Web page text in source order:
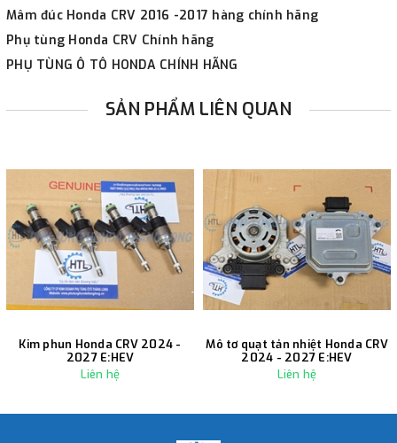
Mâm đúc Honda CRV 2016 -2017 hàng chính hãng
Phụ tùng Honda CRV Chính hãng
PHỤ TÙNG Ô TÔ HONDA CHÍNH HÃNG
SẢN PHẨM LIÊN QUAN
Kim phun Honda CRV 2024 -
2027 E:HEV
Liên hệ
Mô tơ quạt tản nhiệt Honda CRV
2024 - 2027 E:HEV
Liên hệ